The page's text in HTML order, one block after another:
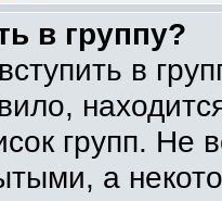
в группу?
в
групп. Не
а